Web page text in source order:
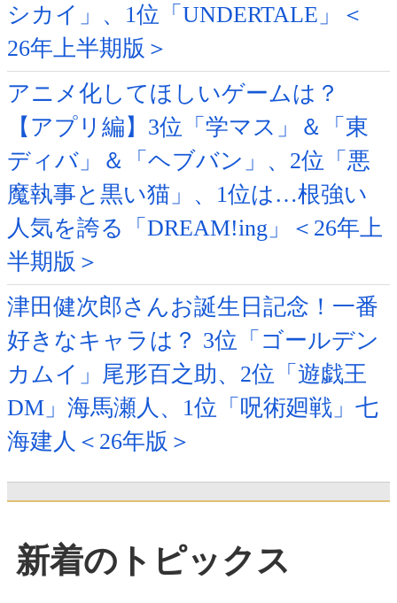
シカイ」、1位「UNDERTALE」＜
26年上半期版＞
アニメ化してほしいゲームは？
【アプリ編】3位「学マス」＆「東
ディバ」＆「ヘブバン」、2位「悪
魔執事と黒い猫」、1位は…根強い
人気を誇る「DREAM!ing」＜26年上
半期版＞
津田健次郎さんお誕生日記念！一番
好きなキャラは？ 3位「ゴールデン
カムイ」尾形百之助、2位「遊戯王
DM」海馬瀬人、1位「呪術廻戦」七
海建人＜26年版＞
新着のトピックス